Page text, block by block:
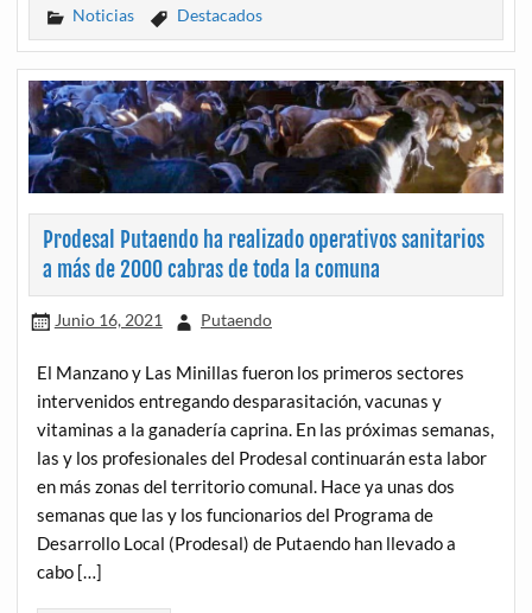
Noticias Destacados
Prodesal Putaendo ha realizado operativos sanitarios
a más de 2000 cabras de toda la comuna
Junio 16, 2021 Putaendo
El Manzano y Las Minillas fueron los primeros sectores
intervenidos entregando desparasitación, vacunas y
vitaminas a la ganadería caprina. En las próximas semanas,
las y los profesionales del Prodesal continuarán esta labor
en más zonas del territorio comunal. Hace ya unas dos
semanas que las y los funcionarios del Programa de
Desarrollo Local (Prodesal) de Putaendo han llevado a
cabo […]